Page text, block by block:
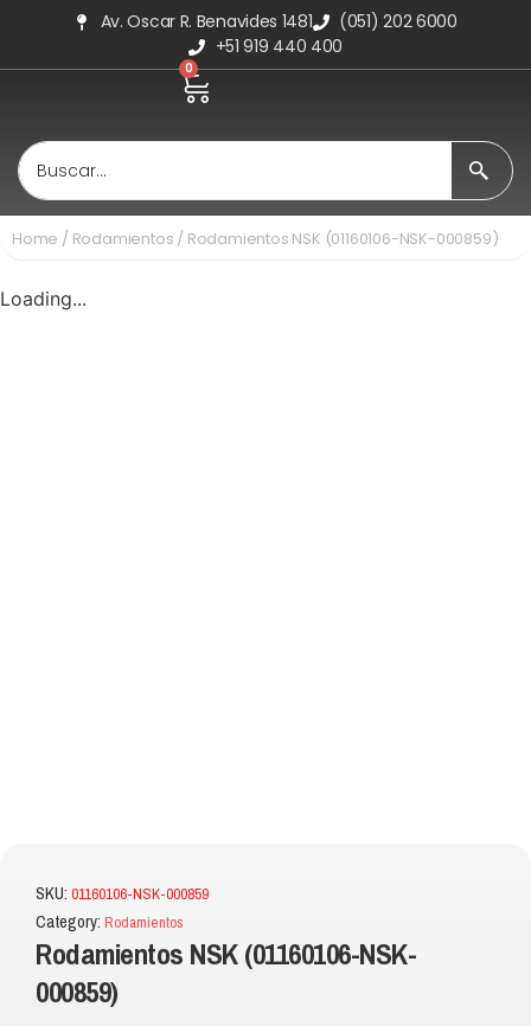
Av. Oscar R. Benavides 1481
(051) 202 6000
+51 919 440 400
0
Home / Rodamientos / Rodamientos NSK (01160106-NSK-000859)
Loading...
SKU: 01160106-NSK-000859
Category: Rodamientos
Rodamientos NSK (01160106-NSK-
000859)